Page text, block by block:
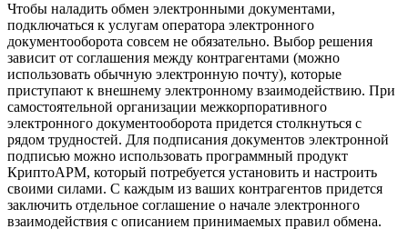
Чтобы наладить обмен электронными документами,
подключаться к услугам оператора электронного
документооборота совсем не обязательно. Выбор решения
зависит от соглашения между контрагентами (можно
использовать обычную электронную почту), которые
приступают к внешнему электронному взаимодействию. При
самостоятельной организации межкорпоративного
электронного документооборота придется столкнуться с
рядом трудностей. Для подписания документов электронной
подписью можно использовать программный продукт
КриптоАРМ, который потребуется установить и настроить
своими силами. С каждым из ваших контрагентов придется
заключить отдельное соглашение о начале электронного
взаимодействия с описанием принимаемых правил обмена.